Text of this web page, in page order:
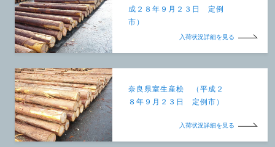
成２８年９月２３日 定例
市）
入荷状況詳細を見る
奈良県室生産桧 （平成２
８年９月２３日 定例市）
入荷状況詳細を見る